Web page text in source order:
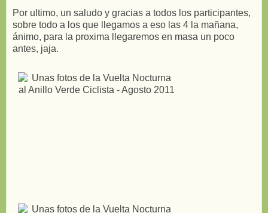
Por ultimo, un saludo y gracias a todos los participantes,
sobre todo a los que llegamos a eso las 4 la mañana,
ánimo, para la proxima llegaremos en masa un poco
antes, jaja.